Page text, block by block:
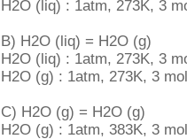
H2O (liq) : 1atm, 273K, 3
B) H2O (liq) = H2O (g)
H2O (liq) : 1atm, 273K, 3
H2O (g) : 1atm, 273K, 3
C) H2O (g) = H2O (g)
H2O (g) : 1atm, 383K, 3